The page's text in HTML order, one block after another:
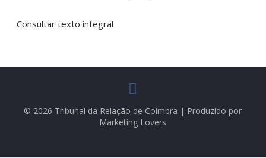
Consultar texto integral
© 2026 Tribunal da Relação de Coimbra | Produzido por
Marketing Lovers